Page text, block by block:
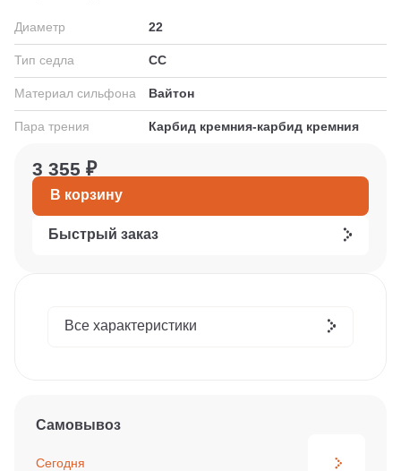
Диаметр 22
Тип седла СС
Материал сильфона Вайтон
Пара трения Карбид кремния-карбид кремния
3 355 ₽
В корзину
Быстрый заказ
Все характеристики
Самовывоз
Сегодня